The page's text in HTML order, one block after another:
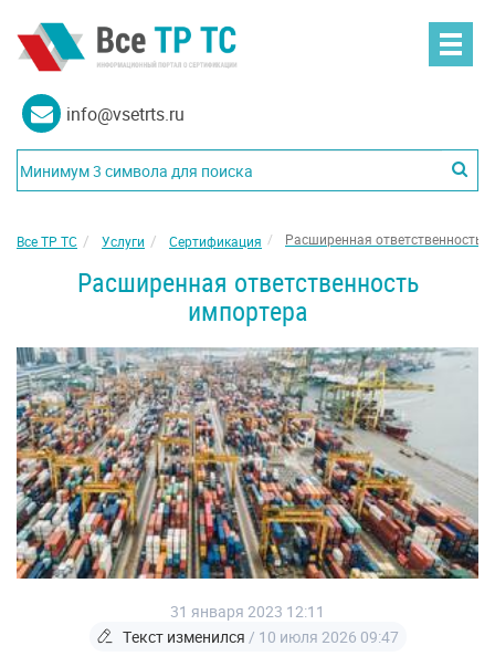
info@vsetrts.ru
Все ТР ТС Услуги Сертификация Расширенная ответственность
Расширенная ответственность
импортера
31 января 2023 12:11
Текст изменился / 10 июля 2026 09:47